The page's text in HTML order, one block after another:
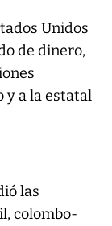
Unidos
de dinero,
y a la estatal
las
colombo-